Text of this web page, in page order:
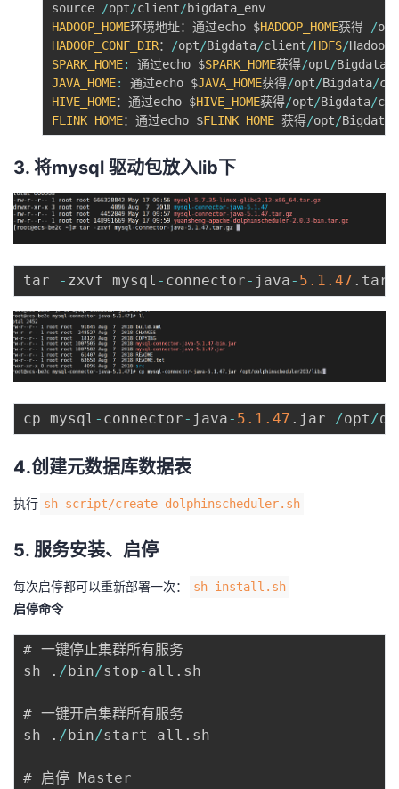
source /opt/client/
HADOOP_HOME环境地址：通过echo $HADOOP_HOME获得 /opt
HADOOP_CONF_DIR： /opt/Bigdata/client/HDFS/
SPARK_HOME: 通过echo $SPARK_HOME获得/opt/Bigdata
JAVA_HOME: 通过echo $JAVA_HOME获得/opt/Bigdata/
HIVE_HOME：通过echo $HIVE_HOME获得/opt/Bigdata/
FLINK_HOME：通过echo $FLINK_HOME 获得/opt/Bigdata
3. 将mysql 驱动包放入lib下
tar - zxvf mysql - connector- java- 5.1 .47 . tar
cp mysql - connector- java- 5.1 .47 . jar /opt /
4.创建元数据库数据表
执行 sh script/create-dolphinscheduler.sh
5. 服务安装、启停
每次启停都可以重新部署一次： sh install.sh
启停命令
# 一键停止集群所有服务
sh
. /bin/stop- all . sh
# 一键开启集群所有服务
sh
. /bin/start - all . sh
# 启停 Master